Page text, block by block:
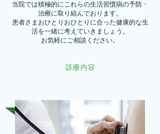
当院では積極的にこれらの生活習慣病の予防・
治療に取り組んでおります。
患者さまおひとりおひとりに合った健康的な生
活を一緒に考えていきましょう。
お気軽にご相談ください。
診療内容
内科検査